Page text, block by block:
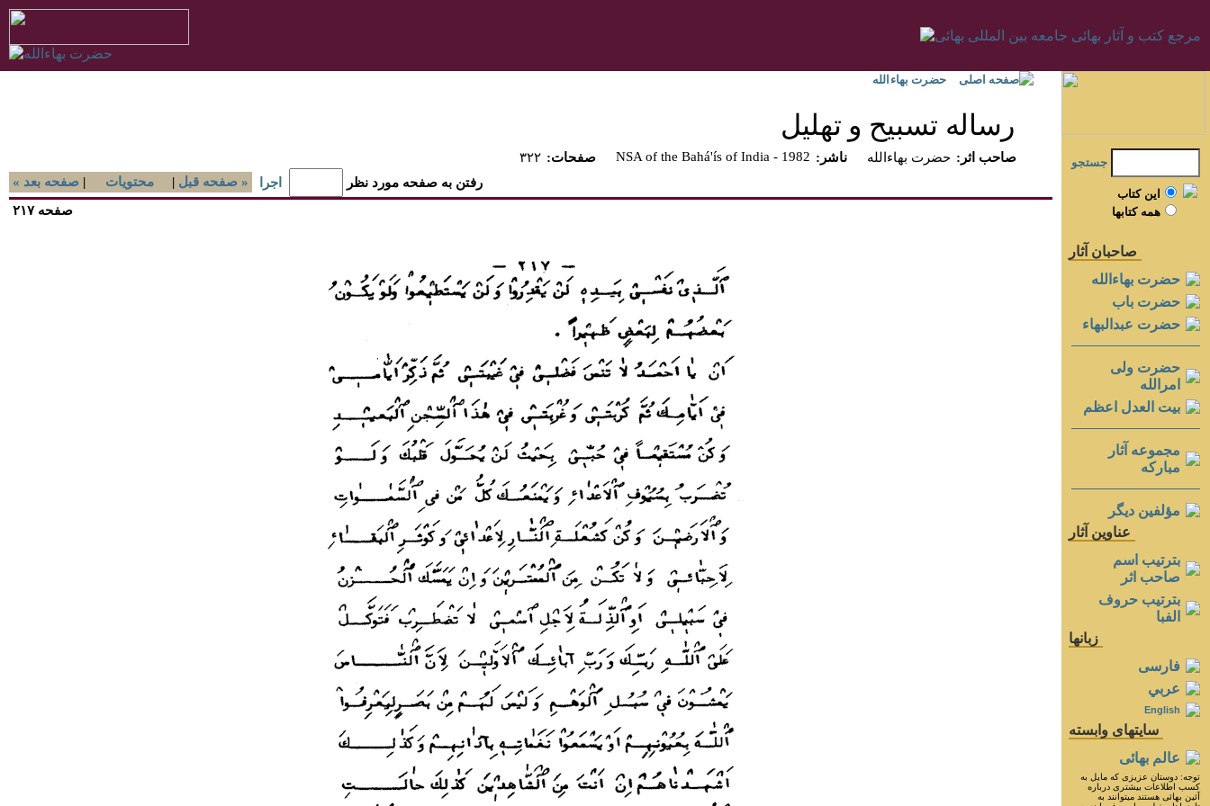
صفحه اصلی حضرت بهاءالله
رساله تسبيح و تهليل
۳۲۲ :صفحات NSA of the Bahá'ís of India - 1982 :ناشر حضرت بهاءالله
:صاحب اثر
« صفحه بعد | محتويات | صفحه قبل » رفتن به صفحه مورد نظر
اجرا
جستجو
اين کتاب
همه کتابها
صاحبان آثار
حضرت بهاءالله
حضرت باب
حضرت عبدالبهاء
حضرت ولی
امرالله
بيت العدل اعظم
مجموعه آثار
مباركه
مؤلفين ديگر
عناوين آثار
بترتيب اسم
صاحب اثر
بترتيب حروف
الفبا
زبانها
فارسی
عربي
English
سايتهای وابسته
عالم بهائی
توجه: دوستان عزيزى كه مايل به
كسب اطلاعات بيشترى درباره
آئين بهائى هستند ميتوانند به